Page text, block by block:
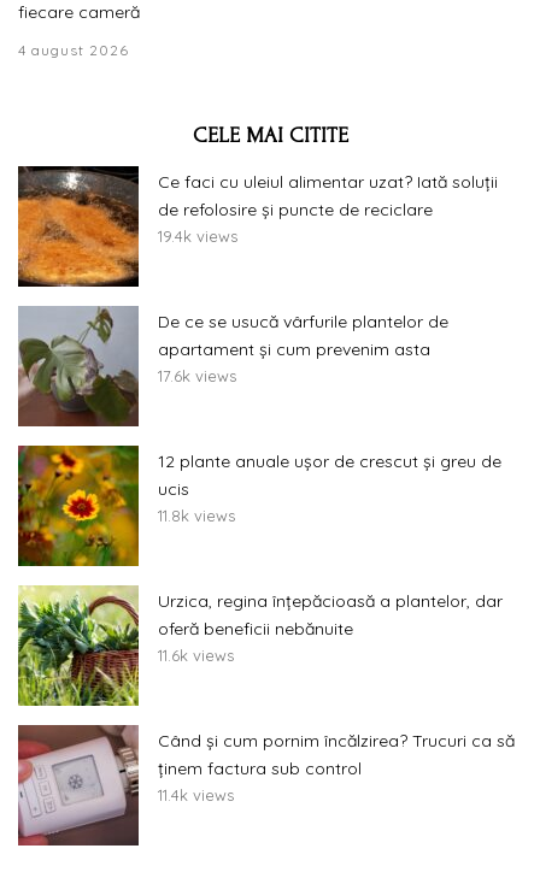
fiecare cameră
4 august 2026
CELE MAI CITITE
Ce faci cu uleiul alimentar uzat? Iată soluții
de refolosire și puncte de reciclare
19.4k views
De ce se usucă vârfurile plantelor de
apartament și cum prevenim asta
17.6k views
12 plante anuale ușor de crescut și greu de
ucis
11.8k views
Urzica, regina înțepăcioasă a plantelor, dar
oferă beneficii nebănuite
11.6k views
Când și cum pornim încălzirea? Trucuri ca să
ținem factura sub control
11.4k views